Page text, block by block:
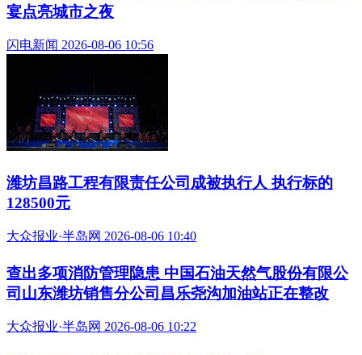
宴点亮城市之夜
闪电新闻 2026-08-06 10:56
潍坊昌路工程有限责任公司成被执行人 执行标的
128500元
大众报业·半岛网 2026-08-06 10:40
查出多项消防管理隐患 中国石油天然气股份有限公
司山东潍坊销售分公司昌乐尧沟加油站正在整改
大众报业·半岛网 2026-08-06 10:22